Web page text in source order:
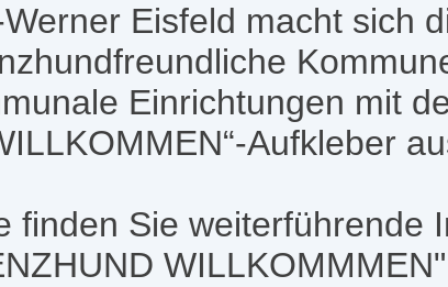
Eisfeld macht sich
Einrichtungen mit
Aufkleber
finden Sie weiterführende
WILLKOMMMEN"